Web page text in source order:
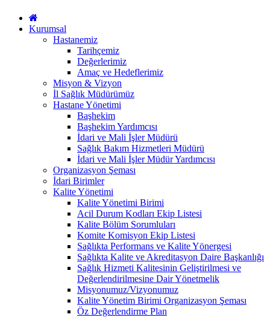
Kurumsal
Hastanemiz
Tarihçemiz
Değerlerimiz
Amaç ve Hedeflerimiz
Misyon & Vizyon
İl Sağlık Müdürümüz
Hastane Yönetimi
Başhekim
Başhekim Yardımcısı
İdari ve Mali İşler Müdürü
Sağlık Bakım Hizmetleri Müdürü
İdari ve Mali İşler Müdür Yardımcısı
Organizasyon Şeması
İdari Birimler
Kalite Yönetimi
Kalite Yönetimi Birimi
Acil Durum Kodları Ekip Listesi
Kalite Bölüm Sorumluları
Komite Komisyon Ekip Listesi
Sağlıkta Performans ve Kalite Yönergesi
Sağlıkta Kalite ve Akreditasyon Daire Başkanlığı
Sağlık Hizmeti Kalitesinin Geliştirilmesi ve
Değerlendirilmesine Dair Yönetmelik
Misyonumuz/Vizyonumuz
Kalite Yönetim Birimi Organizasyon Şeması
Öz Değerlendirme Plan